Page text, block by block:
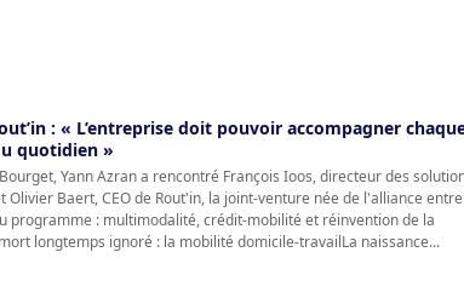
: « L’entreprise doit pouvoir accompagner
quotidien »
Yann Azran a rencontré François Ioos, directeur des
Baert, CEO de Rout'in, la joint-venture née de l'alliance entre
programme : multimodalité, crédit-mobilité et réinvention de la
longtemps ignoré : la mobilité domicile-travailLa naissance...